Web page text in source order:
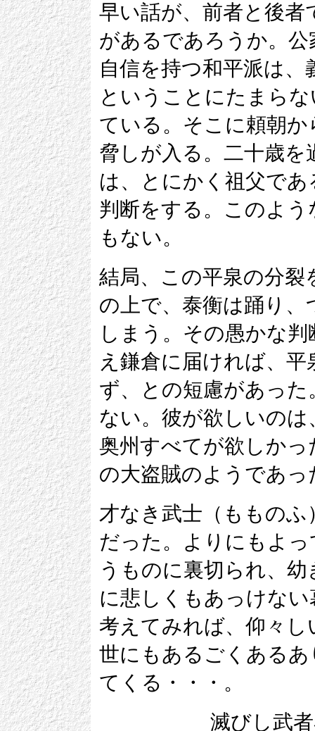
早い話が、前者と後者
があるであろうか。
自信を持つ和平派は
ということにたまら
ている。そこに頼朝
脅しが入る。二十歳
は、とにかく祖父で
判断をする。このよ
もない。
結局、この平泉の分裂
の上で、泰衡は踊り
しまう。その愚かな
え鎌倉に届ければ、
ず、との短慮があっ
ない。彼が欲しいの
奥州すべてが欲しか
の大盗賊のようであっ
才なき武士（ももの
だった。よりにもよ
うものに裏切られ、
に悲しくもあっけな
考えてみれば、仰々
世にもあるごくある
てくる・・・。
滅びし武